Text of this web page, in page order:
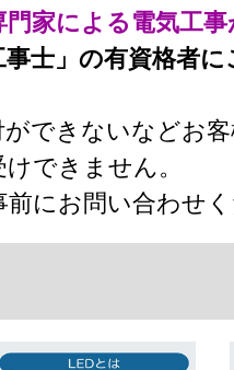
門家による電気工
士」の有資格者
できないなどお
できません。
前にお問い合わせ